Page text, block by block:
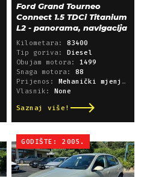
Ford Grand Tourneo
Connect 1.5 TDCi Titanium
L2 - panorama, navigacija
Kilometara: 83400
Tip goriva: Diesel
Obujam motora: 1499
Snaga motora: 88
Prijenos: Mehanički mjenjač
Vlasnik: None
Saznaj više!
GODIŠTE: 2005.